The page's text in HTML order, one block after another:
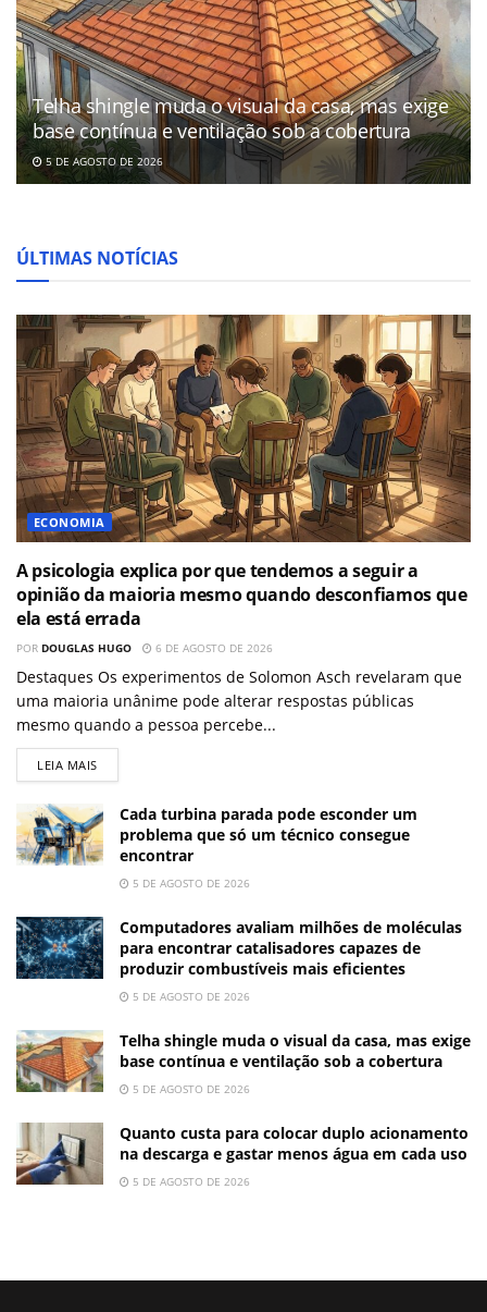
Telha shingle muda o visual da casa, mas exige
base contínua e ventilação sob a cobertura
5 DE AGOSTO DE 2026
ÚLTIMAS NOTÍCIAS
ECONOMIA
A psicologia explica por que tendemos a seguir a
opinião da maioria mesmo quando desconfiamos que
ela está errada
POR DOUGLAS HUGO 6 DE AGOSTO DE 2026
Destaques Os experimentos de Solomon Asch revelaram que
uma maioria unânime pode alterar respostas públicas
mesmo quando a pessoa percebe...
LEIA MAIS
Cada turbina parada pode esconder um
problema que só um técnico consegue
encontrar
5 DE AGOSTO DE 2026
Computadores avaliam milhões de moléculas
para encontrar catalisadores capazes de
produzir combustíveis mais eficientes
5 DE AGOSTO DE 2026
Telha shingle muda o visual da casa, mas exige
base contínua e ventilação sob a cobertura
5 DE AGOSTO DE 2026
Quanto custa para colocar duplo acionamento
na descarga e gastar menos água em cada uso
5 DE AGOSTO DE 2026